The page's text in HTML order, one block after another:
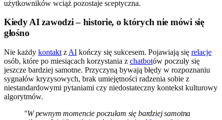
użytkowników wciąż pozostaje sceptyczna.
Kiedy AI zawodzi – historie, o których nie mówi się
głośno
Nie każdy kontakt z AI kończy się sukcesem. Pojawiają się relacje
osób, które po miesiącach korzystania z chatbotów poczuły się
jeszcze bardziej samotne. Przyczyną bywają błędy w rozpoznaniu
sygnałów kryzysowych, brak umiejętności radzenia sobie z
niestandardowymi pytaniami czy niedostateczny kontekst kulturowy
algorytmów.
"W pewnym momencie poczułam się bardziej samotna